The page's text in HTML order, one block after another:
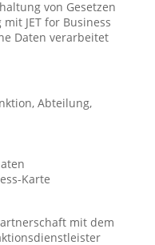
von Gesetzen
JET for Business
Daten verarbeitet
Abteilung,
Karte
mit dem